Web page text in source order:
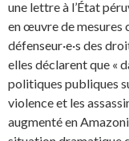
une lettre à l’État
en œuvre de mesures
défenseur·e·s des
elles déclarent que «
politiques publiques
violence et les
augmenté en